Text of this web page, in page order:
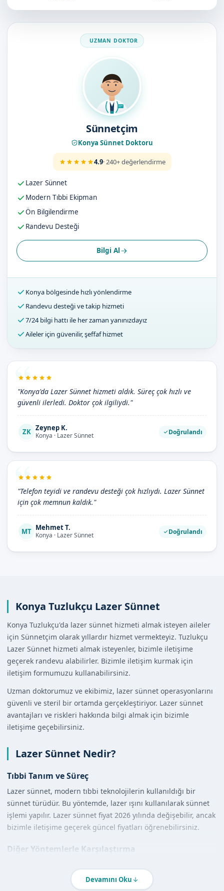
Doktorumuz
Sünnetçim
Konya Sünnet Doktoru
4.9· 240+ değerlendirme
Lazer Sünnet
Modern Tıbbi Ekipman
Ön Bilgilendirme
Randevu Desteği
Bilgi Al
Konya bölgesinde hızlı yönlendirme
Randevu desteği ve takip hizmeti
7/24 bilgi hattı ile her zaman yanınızdayız
Aileler için güvenilir, şeffaf hizmet
"Konya'da Lazer Sünnet hizmeti aldık. Süreç çok hızlı ve
güvenli ilerledi. Doktor çok ilgiliydi."
ZK Zeynep K.
Konya · Lazer Sünnet Doğrulandı
"Telefon teyidi ve randevu desteği çok hızlıydı. Lazer Sünnet
için çok memnun kaldık."
MT Mehmet T.
Konya · Lazer Sünnet Doğrulandı
Konya Tuzlukçu Lazer Sünnet
Konya Tuzlukçu'da lazer sünnet hizmeti almak isteyen aileler
için Sünnetçim olarak yıllardır hizmet vermekteyiz. Tuzlukçu
Lazer Sünnet hizmeti almak isteyenler, bizimle iletişime
geçerek randevu alabilirler. Bizimle iletişim kurmak için
iletişim formumuzu kullanabilirsiniz.
Uzman doktorumuz ve ekibimiz, lazer sünnet operasyonlarını
güvenli ve steril bir ortamda gerçekleştiriyor. Lazer sünnet
avantajları ve riskleri hakkında bilgi almak için bizimle
iletişime geçebilirsiniz.
Lazer Sünnet Nedir?
Tıbbi Tanım ve Süreç
Lazer sünnet, modern tıbbi teknolojilerin kullanıldığı bir
sünnet türüdür. Bu yöntemde, lazer ışını kullanılarak sünnet
işlemi yapılır. Lazer sünnet fiyat 2026 yılında değişebilir, ancak
bizimle iletişime geçerek güncel fiyatları öğrenebilirsiniz.
Diğer Yöntemlerle Karşılaştırma
daha hızlı iyileşme süreci sunar. Ayrıca, lazer sünnet daha
steril bir ortamda yapılır, bu da enfeksiyon riskini azaltır.
Devamını Oku